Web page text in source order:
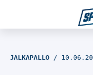
JALKAPALLO